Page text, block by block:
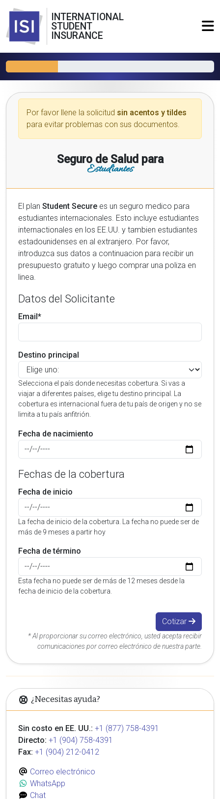
INTERNATIONAL
STUDENT
INSURANCE
Por favor llene la solicitud sin acentos y tildes
para evitar problemas con sus documentos.
Seguro de Salud para
Estudiantes
El plan Student Secure es un seguro medico para
estudiantes internacionales. Esto incluye estudiantes
internactionales en los EE.UU. y tambien estudiantes
estadounidenses en al extranjero. Por favor,
introduzca sus datos a continuacion para recibir un
presupuesto gratuito y luego comprar una poliza en
linea.
Datos del Solicitante
Email*
Destino principal
Selecciona el país donde necesitas cobertura. Si vas a
viajar a diferentes países, elige tu destino principal. La
cobertura es internacional fuera de tu país de origen y no se
limita a tu país anfitrión.
Fecha de nacimiento
Fechas de la cobertura
Fecha de inicio
La fecha de inicio de la cobertura. La fecha no puede ser de
más de 9 meses a partir hoy
Fecha de término
Esta fecha no puede ser de más de 12 meses desde la
fecha de inicio de la cobertura.
Cotizar
* Al proporcionar su correo electrónico, usted acepta recibir
comunicaciones por correo electrónico de nuestra parte.
¿Necesitas ayuda?
Sin costo en EE. UU.: +1 (877) 758-4391
Directo: +1 (904) 758-4391
Fax: +1 (904) 212-0412
Correo electrónico
WhatsApp
Chat